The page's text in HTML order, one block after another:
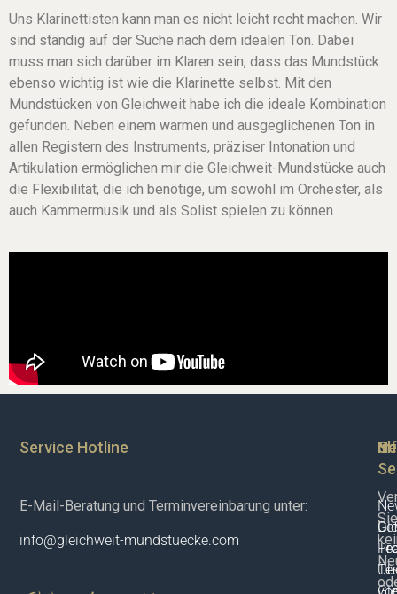
Uns Klarinettisten kann man es nicht leicht recht machen. Wir
sind ständig auf der Suche nach dem idealen Ton. Dabei
muss man sich darüber im Klaren sein, dass das Mundstück
ebenso wichtig ist wie die Klarinette selbst. Mit den
Mundstücken von Gleichweit habe ich die ideale Kombination
gefunden. Neben einem warmen und ausgeglichenen Ton in
allen Registern des Instruments, präziser Intonation und
Artikulation ermöglichen mir die Gleichweit-Mundstücke auch
die Flexibilität, die ich benötige, um sowohl im Orchester, als
auch Kammermusik und als Solist spielen zu können.
Service Hotline
E-Mail-Beratung und Terminvereinbarung unter:
info@gleichweit-mundstuecke.com
Sie